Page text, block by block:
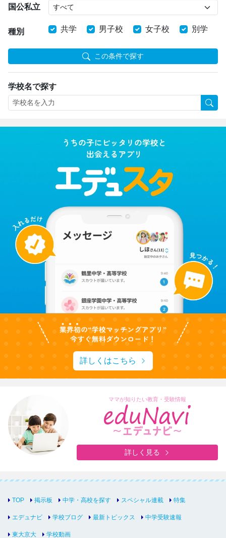
国公私立
種別 共学 男子校 女子校 別学
この条件で探す
学校名で探す
詳しくはこちら
ママが知りたい教育・受験情報
詳しく見る
TOP 掲示板 中学・高校を探す スペシャル連載 特集
エデュナビ 学校ブログ 最新トピックス 中学受験速報
東大京大 学校動画